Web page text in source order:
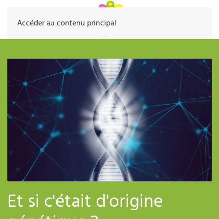
Accéder au contenu principal
Et si c'était d'origine